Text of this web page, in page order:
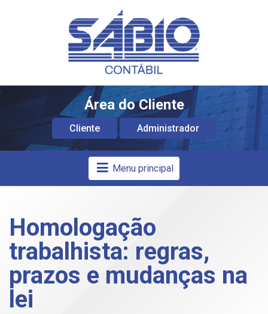
Área do Cliente
Cliente Administrador
Menu principal
Homologação
trabalhista: regras,
prazos e mudanças na
lei